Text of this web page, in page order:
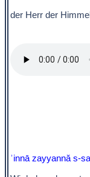
der Herr der
ʾinnā zayyannă s-